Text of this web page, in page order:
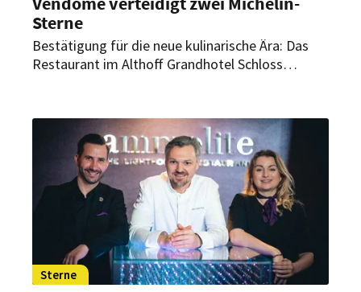
Sterne
Bestätigung für die neue kulinarische Ära: Das
Restaurant im Althoff Grandhotel Schloss
Kuckuck bestätigt damit nach dem
Generationswechsel die kulinarische
Spitzenposition des Hauses.
Sterne